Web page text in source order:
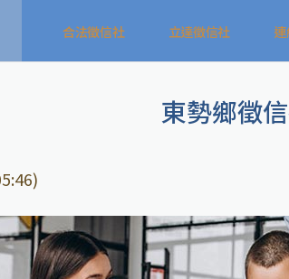
合法徵信社 立達徵信社
東勢鄉徵